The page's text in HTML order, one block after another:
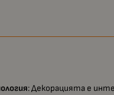
: Декорацията е